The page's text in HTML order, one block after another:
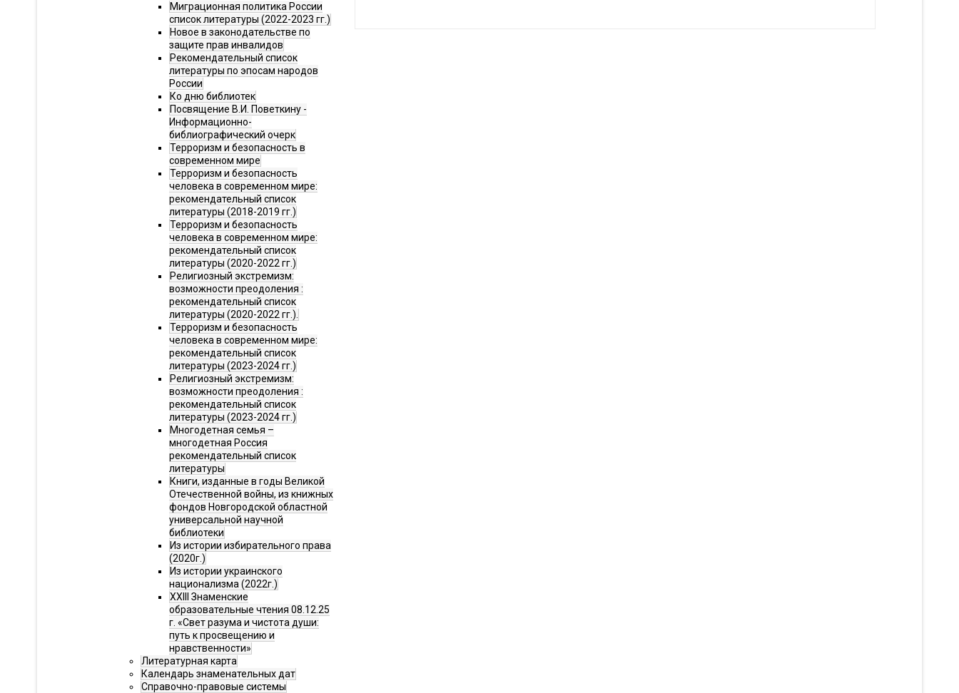
Миграционная политика России
список литературы (2022-2023 гг.)
Новое в законодательстве по
защите прав инвалидов
Рекомендательный список
литературы по эпосам народов
России
Ко дню библиотек
Посвящение В.И. Поветкину -
Информационно-
библиографический очерк
Терроризм и безопасность в
современном мире
Терроризм и безопасность
человека в современном мире:
рекомендательный список
литературы (2018-2019 гг.)
Терроризм и безопасность
человека в современном мире:
рекомендательный список
литературы (2020-2022 гг.)
Религиозный экстремизм:
возможности преодоления :
рекомендательный список
литературы (2020-2022 гг.).
Терроризм и безопасность
человека в современном мире:
рекомендательный список
литературы (2023-2024 гг.)
Религиозный экстремизм:
возможности преодоления :
рекомендательный список
литературы (2023-2024 гг.)
Многодетная семья –
многодетная Россия
рекомендательный список
литературы
Книги, изданные в годы Великой
Отечественной войны, из книжных
фондов Новгородской областной
универсальной научной
библиотеки
Из истории избирательного права
(2020г.)
Из истории украинского
национализма (2022г.)
XXIII Знаменские
образовательные чтения 08.12.25
г. «Свет разума и чистота души:
путь к просвещению и
нравственности»
Литературная карта
Календарь знаменательных дат
Справочно-правовые системы